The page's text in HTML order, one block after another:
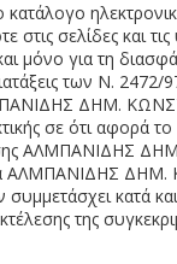
σελίδες και τις
μόνο για τη
των Ν. 2472/
ΔΗΜ.
σε ότι αφορά
ΑΛΜΠΑΝΙΔΗΣ
ΑΛΜΠΑΝΙΔΗΣ
κατά
της